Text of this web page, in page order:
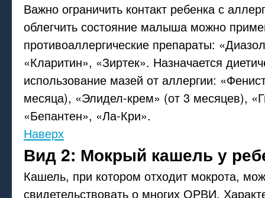
Важно ограничить контакт ребенка с
облегчить состояние малыша можно
противоаллергические препараты:
«Кларитин», «Зиртек». Назначается
использование мазей от аллергии:
месяца), «Элидел-крем» (от 3 месяцев),
«Бепантен», «Ла-Кри».
Наверх
Вид 2: Мокрый кашель у
Кашель, при котором отходит мокрота,
свидетельствовать о многих ОРВИ.